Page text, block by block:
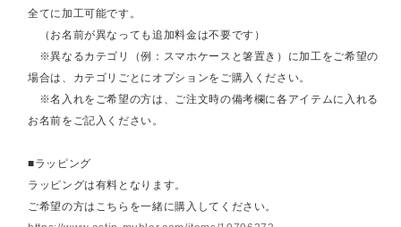
全てに加工可能です。
（お名前が異なっても追加料金は不要です）
※異なるカテゴリ（例：スマホケースと箸置き）に加工をご希望の
場合は、カテゴリごとにオプションをご購入ください。
※名入れをご希望の方は、ご注文時の備考欄に各アイテムに入れる
お名前をご記入ください。
■ラッピング
ラッピングは有料となります。
ご希望の方はこちらを一緒に購入してください。